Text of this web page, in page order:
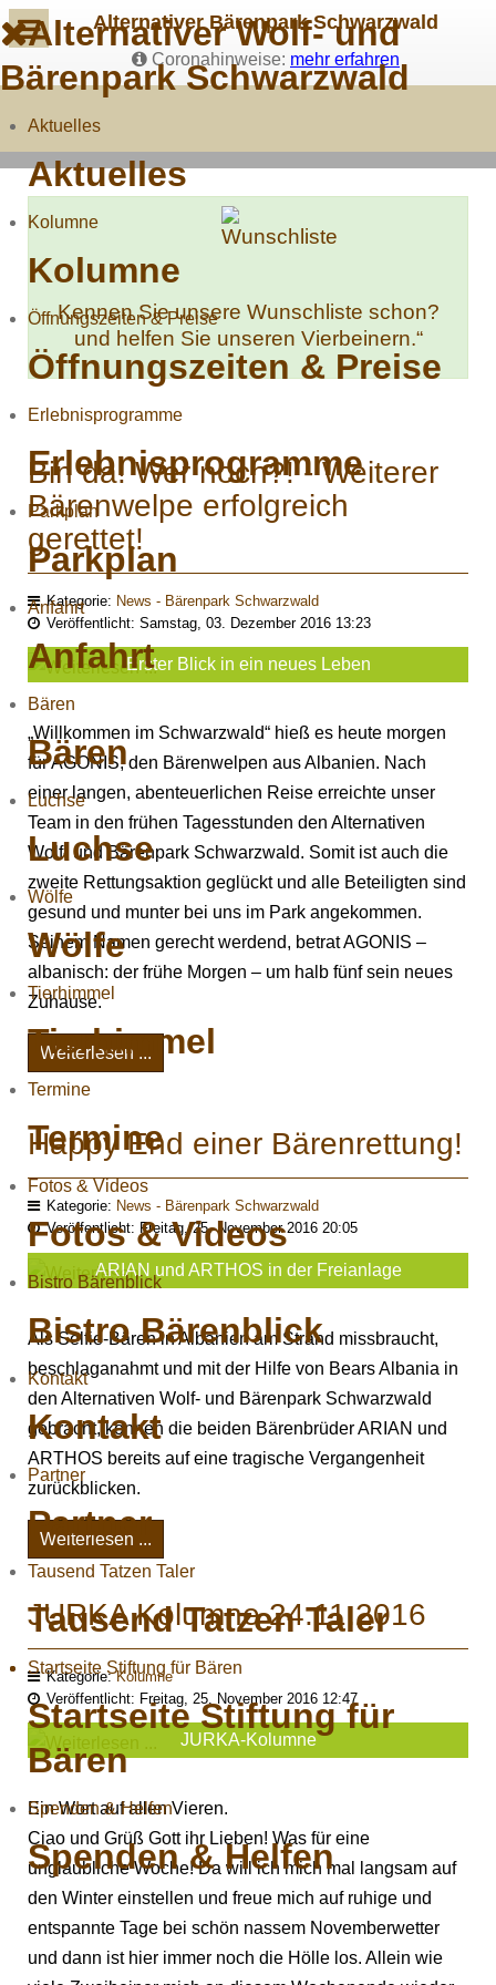
Alternativer Bärenpark Schwarzwald
Coronahinweise: mehr erfahren
Alternativer Wolf- und
Bärenpark Schwarzwald
Aktuelles
Aktuelles
Kolumne
Kolumne
Öffnungszeiten & Preise
Öffnungszeiten & Preise
Erlebnisprogramme
Erlebnisprogramme
Parkplan
Parkplan
Anfahrt
Anfahrt
Bären
Bären
Luchse
Luchse
Wölfe
Wölfe
Tierhimmel
Tierhimmel
Termine
Termine
Fotos & Videos
Fotos & Videos
Bistro Bärenblick
Bistro Bärenblick
Kontakt
Kontakt
Partner
Partner
Tausend Tatzen Taler
Tausend Tatzen Taler
Startseite Stiftung für Bären
Startseite Stiftung für
Bären
Spenden & Helfen
Spenden & Helfen
Kennen Sie unsere Wunschliste schon?
und helfen Sie unseren Vierbeinern.“
Bin da! Wer noch?! - Weiterer
Bärenwelpe erfolgreich
gerettet!
Kategorie: News - Bärenpark Schwarzwald
Veröffentlicht: Samstag, 03. Dezember 2016 13:23
Erster Blick in ein neues Leben
„Willkommen im Schwarzwald“ hieß es heute morgen
für AGONIS, den Bärenwelpen aus Albanien. Nach
einer langen, abenteuerlichen Reise erreichte unser
Team in den frühen Tagesstunden den Alternativen
Wolf- und Bärenpark Schwarzwald. Somit ist auch die
zweite Rettungsaktion geglückt und alle Beteiligten sind
gesund und munter bei uns im Park angekommen.
Seinem Namen gerecht werdend, betrat AGONIS –
albanisch: der frühe Morgen – um halb fünf sein neues
Zuhause.
Weiterlesen ...
Happy End einer Bärenrettung!
Kategorie: News - Bärenpark Schwarzwald
Veröffentlicht: Freitag, 25. November 2016 20:05
ARIAN und ARTHOS in der Freianlage
Als Selfie-Bären in Albanien am Strand missbraucht,
beschlaganahmt und mit der Hilfe von Bears Albania in
den Alternativen Wolf- und Bärenpark Schwarzwald
gebracht, können die beiden Bärenbrüder ARIAN und
ARTHOS bereits auf eine tragische Vergangenheit
zurückblicken.
Weiterlesen ...
JURKA Kolumne 24.11.2016
Kategorie:Kolumne
Veröffentlicht: Freitag, 25. November 2016 12:47
JURKA-Kolumne
Ein Wort auf allen Vieren.
Ciao und Grüß Gott ihr Lieben! Was für eine
unglaubliche Woche! Da will ich mich mal langsam auf
den Winter einstellen und freue mich auf ruhige und
entspannte Tage bei schön nassem Novemberwetter
und dann ist hier immer noch die Hölle los. Allein wie